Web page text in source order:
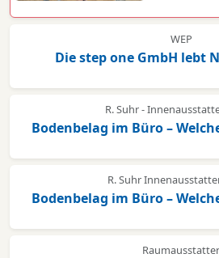
WEP
Die step one GmbH lebt
R. Suhr -
Bodenbelag im Büro –
R. Suhr
Bodenbelag im Büro –
Raumausstatter